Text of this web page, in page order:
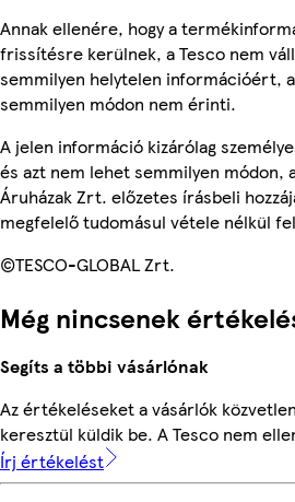
Annak ellenére, hogy a
frissítésre kerülnek, a Tesco nem
semmilyen helytelen információért,
semmilyen módon nem érinti.
A jelen információ kizárólag
és azt nem lehet semmilyen módon,
Áruházak Zrt. előzetes írásbeli
megfelelő tudomásul vétele nélkül
©TESCO-GLOBAL Zrt.
Még nincsenek
Segíts a többi vásárlónak
Az értékeléseket a vásárlók
keresztül küldik be. A Tesco nem
Írj értékelést